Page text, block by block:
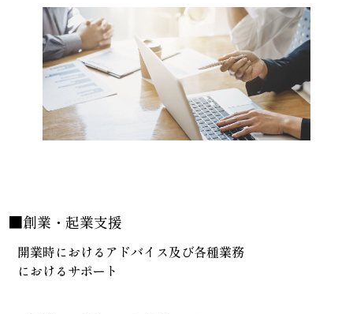
■創業・起業支援
開業時におけるアドバイス及び各種業務
におけるサポート